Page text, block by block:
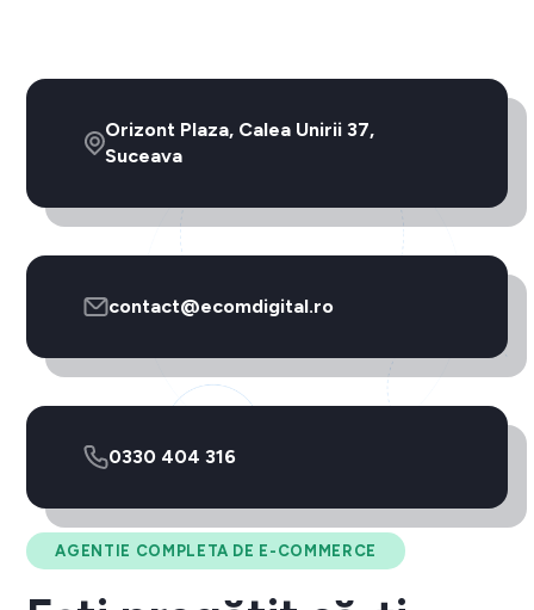
AGENTIE COMPLETA DE E-COMMERCE
Orizont Plaza, Calea Unirii 37,
Suceava
contact@ecomdigital.ro
0330 404 316